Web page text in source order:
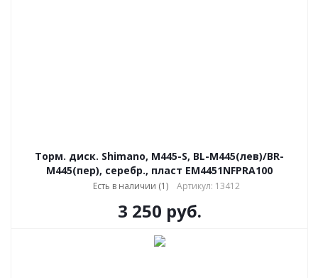
Торм. диск. Shimano, M445-S, BL-M445(лев)/BR-
M445(пер), серебр., пласт EM4451NFPRA100
Есть в наличии (1) Артикул: 13412
3 250 руб.